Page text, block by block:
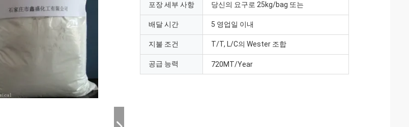
포장 세부 사항 당신의 요구로 25kg/bag 또는
배달 시간 5 영업일 이내
지불 조건 T/T, L/C의 Wester 조합
공급 능력 720MT/Year